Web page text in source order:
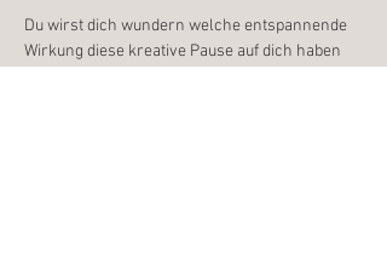
Du wirst dich wundern welche entspannende
Wirkung diese kreative Pause auf dich haben